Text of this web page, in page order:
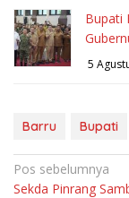
Bupati
5
Barru Bupati
Navigasi
Pos sebelumnya
Sekda Pinrang